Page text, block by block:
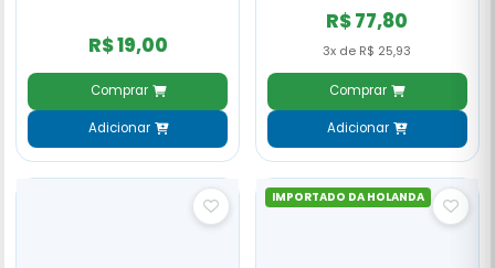
R$ 19,00
Comprar
Adicionar
R$ 77,80
3x de R$ 25,93
Comprar
Adicionar
IMPORTADO DA HOLANDA